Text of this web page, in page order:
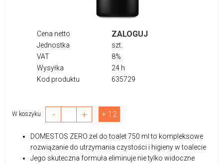
Cena netto ZALOGUJ
Jednostka
szt.
VAT
8%
Wysyłka
24 h
Kod produktu
635729
W koszyku - + + 12
DOMESTOS ZERO żel do toalet 750 ml to kompleksowe
rozwiązanie do utrzymania czystości i higieny w toalecie
Jego skuteczna formuła eliminuje nie tylko widoczne